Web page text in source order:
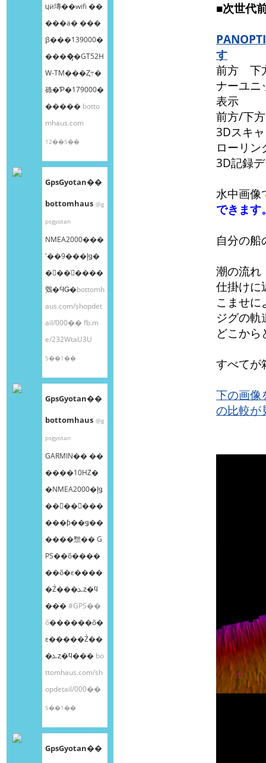
ɥӥ塼��wifi ��
���ä� ���
β���139000�
����̡�GT52H
W-TM���Ȥ߹�
碌�Ƥ�179000�
����� botto
mhaus.com
12��5��
GpsGyotan��
bottomhaus @g
psgyotan
NMEA2000���
ʽ��9���إǥ�
�󥰥��󥵡����
䳫�ϤǤ�bottomh
aus.com/shopdet
ail/000��fb.m
e/232WtaU3U
5��1��
GpsGyotan��
bottomhaus @g
psgyotan
GARMIN�� ��
����10HZ�
�NMEA2000�إǥ
��󥰥��󥵡���
���ƥ��ǥ��
����㥹�� G
PS��õ����
��õ�ε����
�Ź���ܥȥ�ϥ
���#GPS��
õ������õ�
ε�����Ź��
�ܥȥ�ϥ��� bo
ttomhaus.com/sh
opdetail/000��
5��1��
GpsGyotan��
■次世代
す
前方 下
ナーユ
表示
前方/下
3Dスキ
ローリ
3D記録
水中画像
できます
自分の船
潮の流れ
仕掛けに
こませに
ジグの軌
どこか
すべてが
下の画像
の比較が